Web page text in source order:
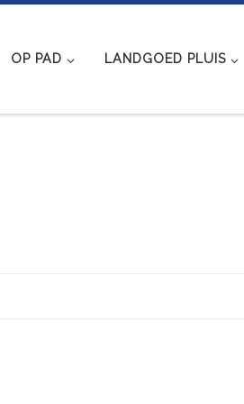
OP PAD LANDGOED PLUIS